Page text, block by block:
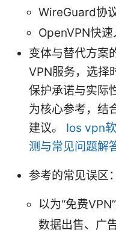
WireGuard协
OpenVPN快
变体与替代方案
VPN服务，选择
保护承诺与实际
为核心参考，结
建议。 Ios vpn
测与常见问题解
参考的常见误区：
以为“免费
数据出售、广